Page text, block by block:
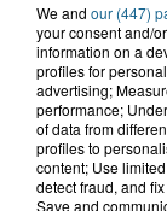
7
We and our (447)
your consent and/
information on a
profiles for
advertising;
performance;
of data from
profiles to
content; Use
detect fraud, and
Save and